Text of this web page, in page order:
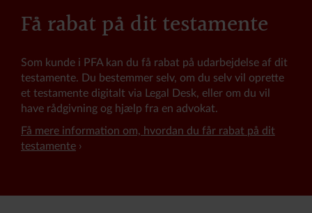
Få rabat på dit testamente
Som kunde i PFA kan du få rabat på udarbejdelse af dit
testamente. Du bestemmer selv, om du selv vil oprette
et testamente digitalt via Legal Desk, eller om du vil
have rådgivning og hjælp fra en advokat.
Få mere information om, hvordan du får rabat på dit
testamente